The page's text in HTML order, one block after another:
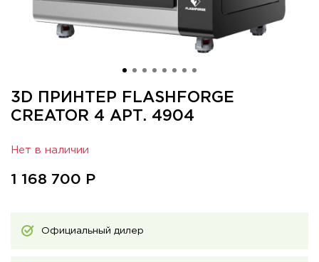
3D ПРИНТЕР FLASHFORGE
CREATOR 4 АРТ. 4904
Нет в наличии
1 168 700 Р
Официальный дилер